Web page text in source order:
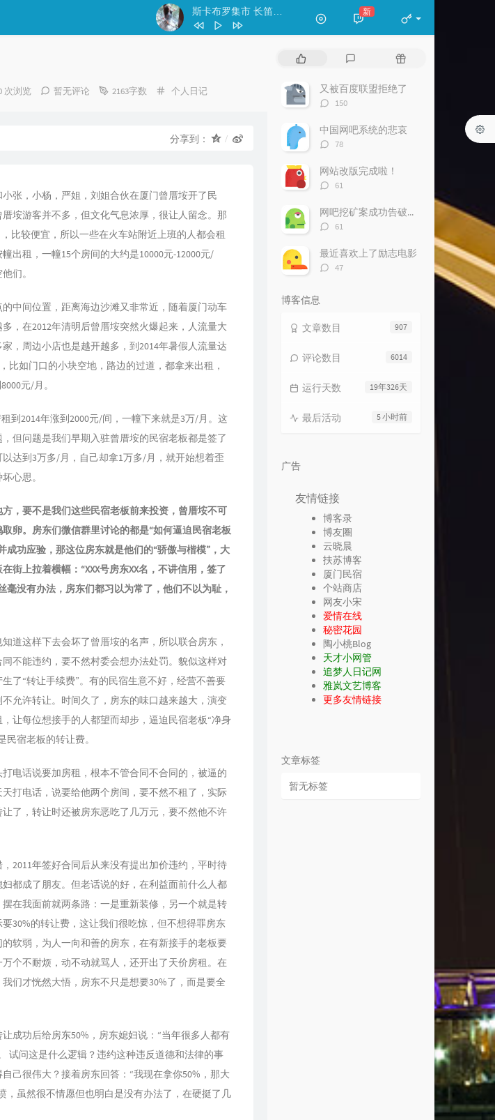
3 斯卡布罗集市 长笛（轻吹版） 天易
新
次浏览 暂无评论 2163字数
分
个人日记
分享到：
张，小杨，严姐，刘姐合伙在厦门曾厝垵开了民
垵游客并不多，但文化气息浓厚，很让人留念。那
比较便宜，所以一些在火车站附近上班的人都会租
出租，一幢15个房间的大约是10000元-12000元/
们。
中间位置，距离海边沙滩又非常近，随着厦门动车
，在2012年清明后曾厝垵突然火爆起来，人流量大
，周边小店也是越开越多，到2014年暑假人流量达
比如门口的小块空地，路边的过道，都拿来出租，
元/月。
到2014年涨到2000元/间，一幢下来就是3万/月。这
但问题是我们早期入驻曾厝垵的民宿老板都是签了
达到3万多/月，自己却拿1万多/月，就开始想着歪
心思。
，要不是我们这些民宿老板前来投资，曾厝垵不可
卵。房东们微信群里讨论的都是“如何逼迫民宿老板
功应验，那这位房东就是他们的“骄傲与楷模”，大
街上拉着横幅：“XXX号房东XX名，不讲信用，签了
毫没有办法，房东们都习以为常了，他们不以为耻，
道这样下去会坏了曾厝垵的名声，所以联合房东，
不能违约，要不然村委会想办法处罚。貌似这样对
了“转让手续费”。有的民宿生意不好，经营不善要
允许转让。时间久了，房东的味口越来越大，演变
让每位想接手的人都望而却步，逼迫民宿老板“净身
宿老板的转让费。
电话说要加房租，根本不管合同不合同的，被逼的
打电话，说要给他两个房间，要不然不租了，实际
了，转让时还被房东恶吃了几万元，要不然他不许
2011年签好合同后从来没有提出加价违约，平时待
都成了朋友。但老话说的好，在利益面前什么人都
在我面前就两条路：一是重新装修，另一个就是转
30%的转让费，这让我们很吃惊，但不想得罪房东
软弱，为人一向和善的房东，在有新接手的老板要
个不耐烦，动不动就骂人，还开出了天价房租。在
们才恍然大悟，房东不只是想要30%了，而是要全
成功后给房东50%，房东媳妇说：“当年很多人都有
试问这是什么逻辑？违约这种违反道德和法律的事
己很伟大？接着房东回答：“我现在拿你50%，那大
，虽然很不情愿但也明白是没有办法了，在硬挺了几
评
随
文
又被百度联盟拒绝了
评
数：
150
中国网吧系统的悲哀
评
数：
78
网站改版完成啦！
评
数：
61
网吧挖矿案成功告破—网吧巨卡老板报警
评
数：
61
最近喜欢上了励志电影
评
47
博客信息
907
文章数目
6014
评论数目
19年326天
运行天数
5 小时前
最后活动
广告
友情链接
博客录
博友圈
云晓晨
扶苏博客
厦门民宿
个站商店
网友小宋
爱情在线
秘密花园
陶小桃Blog
天才小网管
追梦人日记网
雅岚文艺博客
更多友情链接
文章标签
暂无标签